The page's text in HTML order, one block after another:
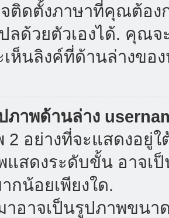
จติดตั้งภาษาที่คุณต้อ
ลด้วยตัวเองได้. คุณจ
เห็นลิงค์ที่ด้านล่างขอ
ภาพด้านล่าง
อย่างที่จะแสดงอยู่ใ
สดงระดับขั้น อาจเ
กน้อยเพียงใด.
อาจเป็นรูปภาพขนา